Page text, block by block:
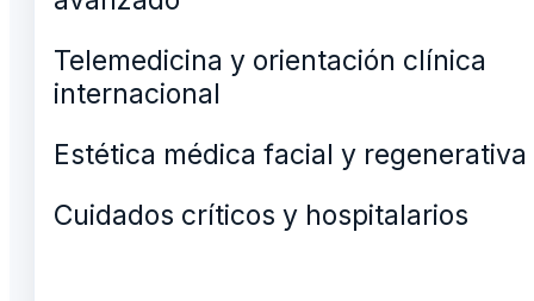
Telemedicina y orientación clínica
internacional
Estética médica facial y regenerativa
Cuidados críticos y hospitalarios